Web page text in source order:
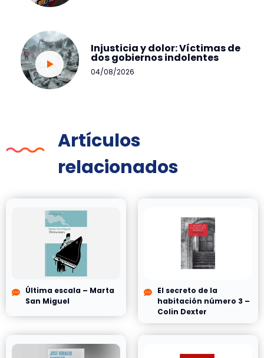
Injusticia y dolor: Víctimas de
dos gobiernos indolentes
04/08/2026
Artículos
relacionados
Última escala – Marta
San Miguel
El secreto de la
habitación número 3 –
Colin Dexter